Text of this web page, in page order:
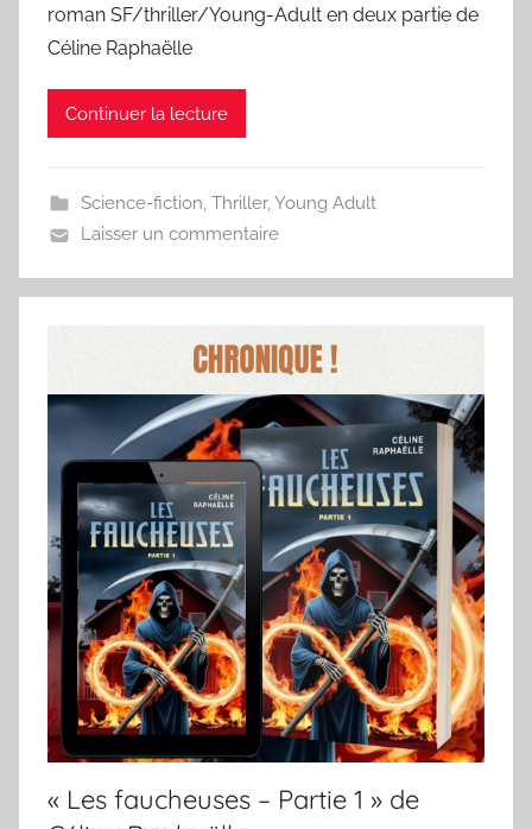
roman SF/thriller/Young-Adult en deux partie de
Céline Raphaëlle
Continuer la lecture
Science-fiction, Thriller,Young Adult
Laisser un commentaire
« Les faucheuses – Partie 1 » de